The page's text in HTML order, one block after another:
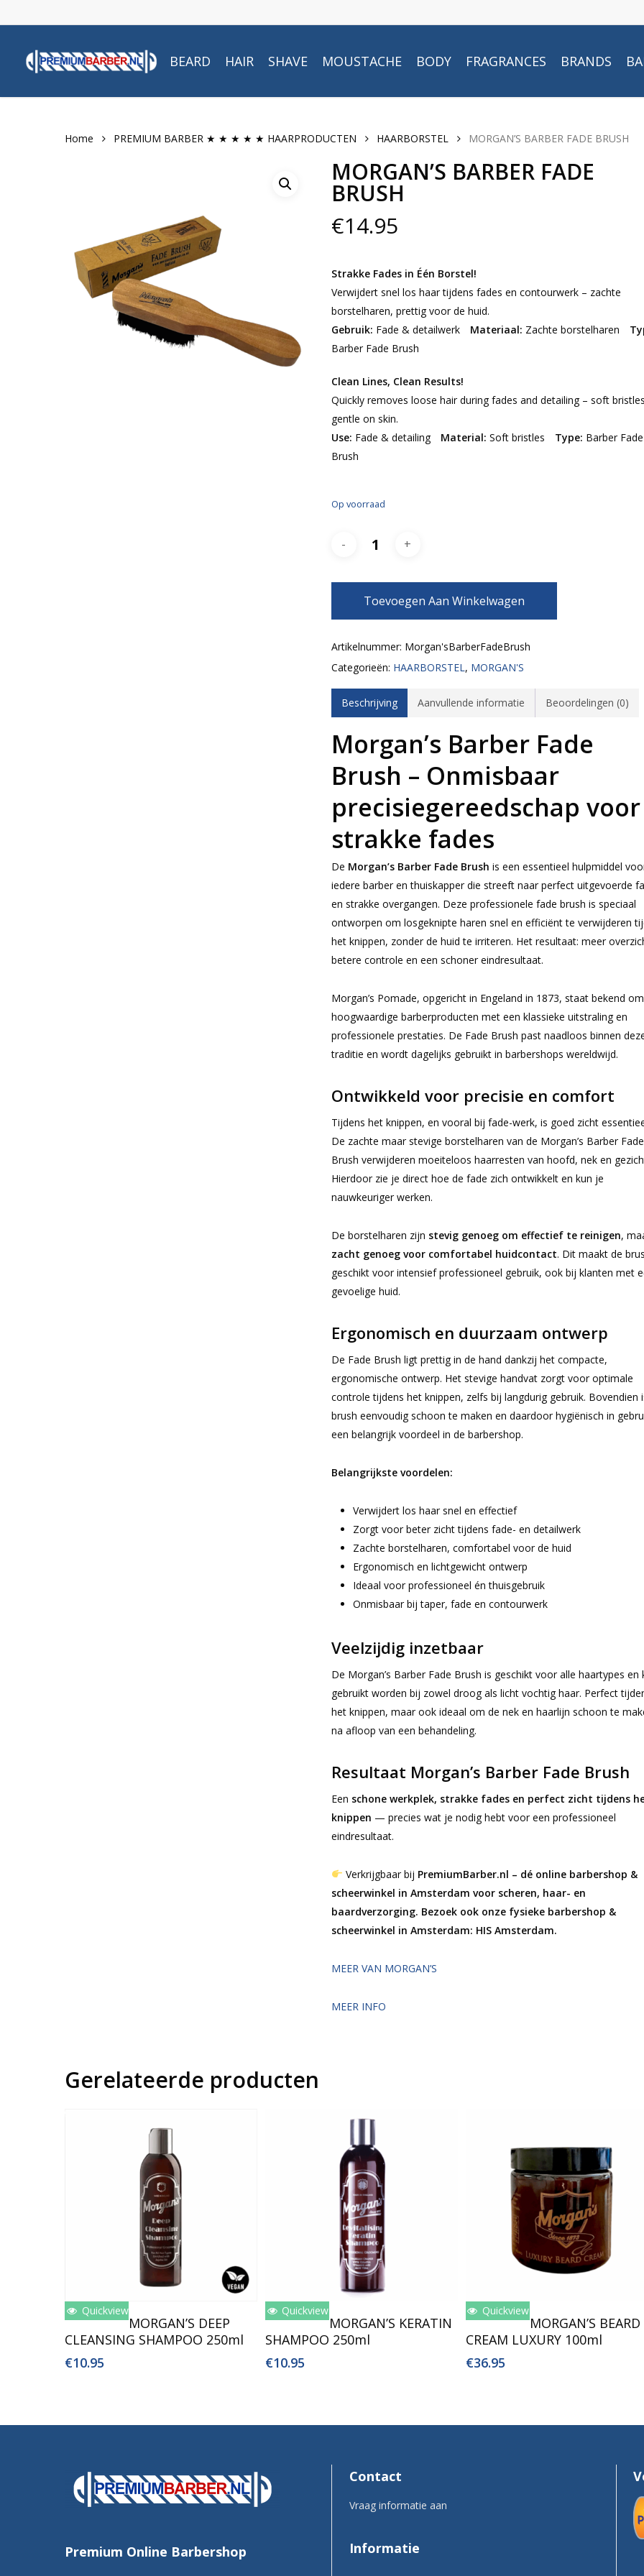
to
content
BEARD HAIR SHAVE MOUSTACHE BODY FRAGRANCES BRANDS
Home PREMIUM BARBER ★ ★ ★ ★ ★ HAARPRODUCTEN HAARBORSTEL MORGAN’S BARBER FADE BRUSH
MORGAN’S BARBER FADE
BRUSH
€14.95
Strakke Fades in Één Borstel!
Verwijdert snel los haar tijdens fades en contourwerk – zachte
borstelharen, prettig voor de huid.
Gebruik: Fade & detailwerk Materiaal: Zachte borstelharen
Barber Fade Brush
Clean Lines, Clean Results!
Quickly removes loose hair during fades and detailing – soft bristles
gentle on skin.
Use: Fade & detailing Material: Soft bristles Type: Barber Fade
Brush
Op voorraad
Toevoegen Aan Winkelwagen
Artikelnummer: Morgan'sBarberFadeBrush
Categorieën: HAARBORSTEL, MORGAN'S
Beschrijving Aanvullende informatie Beoordelingen (0)
Morgan’s Barber Fade
Brush – Onmisbaar
precisiegereedschap voor
strakke fades
De Morgan’s Barber Fade Brush is een essentieel hulpmiddel
iedere barber en thuiskapper die streeft naar perfect uitgevoerde
en strakke overgangen. Deze professionele fade brush is speciaal
ontworpen om losgeknipte haren snel en efficiënt te verwijderen
het knippen, zonder de huid te irriteren. Het resultaat: meer
betere controle en een schoner eindresultaat.
Morgan’s Pomade, opgericht in Engeland in 1873, staat bekend
hoogwaardige barberproducten met een klassieke uitstraling en
professionele prestaties. De Fade Brush past naadloos binnen
traditie en wordt dagelijks gebruikt in barbershops wereldwijd.
Ontwikkeld voor precisie en comfort
Tijdens het knippen, en vooral bij fade-werk, is goed zicht
De zachte maar stevige borstelharen van de Morgan’s Barber Fade
Brush verwijderen moeiteloos haarresten van hoofd, nek en
Hierdoor zie je direct hoe de fade zich ontwikkelt en kun je
nauwkeuriger werken.
De borstelharen zijn stevig genoeg om effectief te reinigen,
zacht genoeg voor comfortabel huidcontact. Dit maakt de
geschikt voor intensief professioneel gebruik, ook bij klanten met
gevoelige huid.
Ergonomisch en duurzaam ontwerp
De Fade Brush ligt prettig in de hand dankzij het compacte,
ergonomische ontwerp. Het stevige handvat zorgt voor optimale
controle tijdens het knippen, zelfs bij langdurig gebruik. Bovendien
brush eenvoudig schoon te maken en daardoor hygiënisch in
een belangrijk voordeel in de barbershop.
Belangrijkste voordelen:
Verwijdert los haar snel en effectief
Zorgt voor beter zicht tijdens fade- en detailwerk
Zachte borstelharen, comfortabel voor de huid
Ergonomisch en lichtgewicht ontwerp
Ideaal voor professioneel én thuisgebruik
Onmisbaar bij taper, fade en contourwerk
Veelzijdig inzetbaar
De Morgan’s Barber Fade Brush is geschikt voor alle haartypes en
gebruikt worden bij zowel droog als licht vochtig haar. Perfect
het knippen, maar ook ideaal om de nek en haarlijn schoon te
na afloop van een behandeling.
Resultaat Morgan’s Barber Fade Brush
Een schone werkplek, strakke fades en perfect zicht tijdens
knippen — precies wat je nodig hebt voor een professioneel
eindresultaat.
Verkrijgbaar bij PremiumBarber.nl – dé online barbershop &
scheerwinkel in Amsterdam voor scheren, haar- en
baardverzorging. Bezoek ook onze fysieke barbershop &
scheerwinkel in Amsterdam: HIS Amsterdam.
MEER VAN MORGAN’S
MEER INFO
Gerelateerde producten
Toevoegen Aan Winkelwagen
Quickview
MORGAN’S DEEP
CLEANSING SHAMPOO 250ml
€10.95
Toevoegen Aan Winkelwagen
Quickview
MORGAN’S KERATIN
SHAMPOO 250ml
€10.95
Toevoegen Aan Winkelwagen
Quickview
MORGAN’S BEARD
CREAM LUXURY 100ml
€36.95
Premium Online Barbershop
Contact
Vraag informatie aan
Informatie